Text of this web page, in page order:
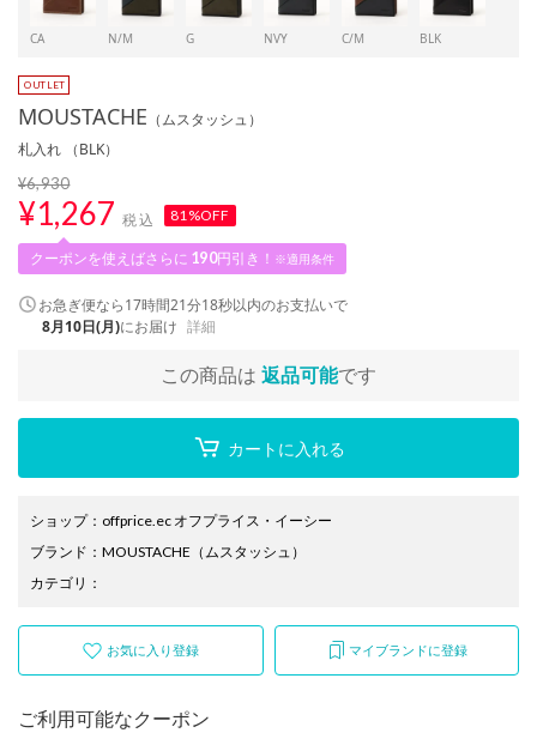
CA N/M G NVY C/M BLK
MOUSTACHE （ムスタッシュ）
札入れ （BLK）
¥6,930
¥1,267 税込 81%OFF
クーポンを使えばさらに 190円引き！ ※適用条件
お急ぎ便なら17時間21分18秒以内のお支払いで
8月10日(月)にお届け 詳細
この商品は 返品可能です
カートに入れる
ショップ： offprice.ec オフプライス・イーシー
ブランド ： MOUSTACHE （ムスタッシュ）
カテゴリ ：
お気に入り登録 マイブランドに登録
ご利用可能なクーポン